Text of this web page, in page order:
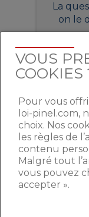
La
on le
Le
La
VOUS
COOKIES
Pour vous
loi-pinel.com,
choix. Nos
les règles de
contenu
Malgré tout
vous pouvez
accepter ».